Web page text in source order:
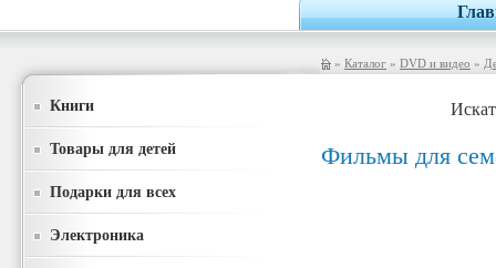
» Каталог » DVD и видео »
Книги
Товары для детей
Подарки для всех
Электроника
Фильмы для